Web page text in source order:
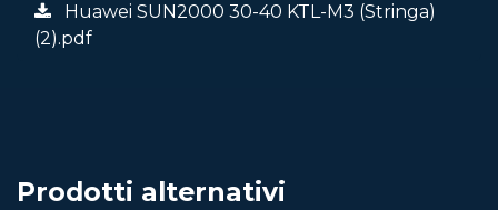
Huawei SUN2000 30-40 KTL-M3 (Stringa)
(2).pdf
Prodotti alternativi